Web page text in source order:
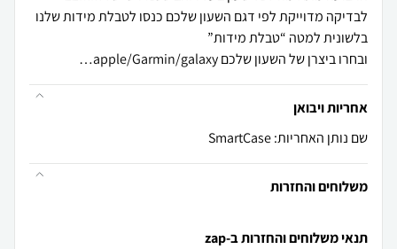
ובחרו ביצרן של השעון שלכם apple/Garmin/galaxy…
אחריות ויבואן
שם נותן האחריות: SmartCase
משלוחים והחזרות
תנאי משלוחים והחזרות ב-zap